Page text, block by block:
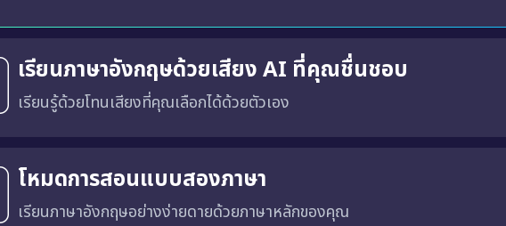
เรียนภาษาอังกฤษด้วยเสียง AI ที่คุณชื่นชอบ
เรียนรู้ด้วยโทนเสียงที่คุณเลือกได้ด้วยตัวเอง
โหมดการสอนแบบสองภาษา
เรียนภาษาอังกฤษอย่างง่ายดายด้วยภาษาหลักของคุณ